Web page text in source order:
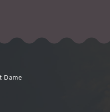
Dame